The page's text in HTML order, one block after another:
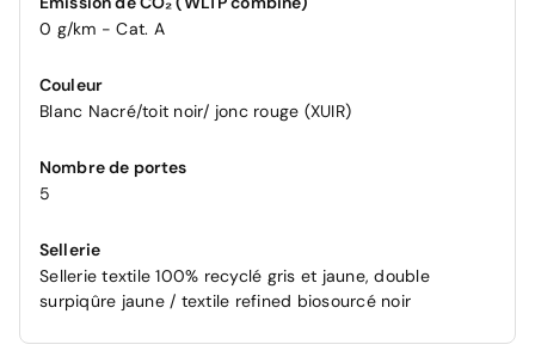
0 g/km - Cat. A
Couleur
Blanc Nacré/toit noir/ jonc rouge (XUIR)
Nombre de portes
5
Sellerie
Sellerie textile 100% recyclé gris et jaune, double
surpiqûre jaune / textile refined biosourcé noir